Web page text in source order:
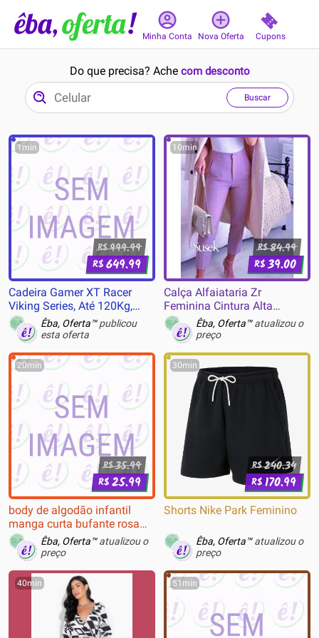
Minha Conta Nova Oferta Cupons
Do que precisa? Ache com desconto
Buscar
1min
R$999.99
R$649.99
Cadeira Gamer XT Racer
Viking Series, Até 120Kg,
Com Almofadas, Reclinável,
Descanso de Braço 3D, Preto
e Branco - XTR-021
Êba, Oferta™publicou
esta oferta
10min
R$84.99
R$39.00
Calça Alfaiataria Zr
Feminina Cintura Alta
Laçamento Moda Luxo
Elegancia Envio Imediato
Tecido Premium ZR020
Êba, Oferta™atualizou o
preço
20min
R$35.99
R$25.99
body de algodão infantil
manga curta bufante rosa
claro
Êba, Oferta™atualizou o
preço
30min
R$240.34
R$170.99
Shorts Nike Park Feminino
Êba, Oferta™atualizou o
preço
40min 51min